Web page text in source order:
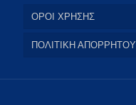
ΟΡΟΙ ΧΡΗΣΗΣ
ΠΟΛΙΤΙΚΗ ΑΠΟΡΡΗΤΟΥ